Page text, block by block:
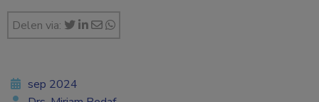
Delen via:
sep 2024